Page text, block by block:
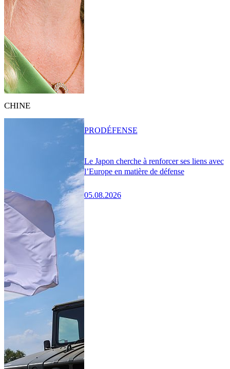
CHINE
Le Japon cherche à renforcer ses liens avec
l’Europe en matière de défense
05.08.2026
PRODÉFENSE